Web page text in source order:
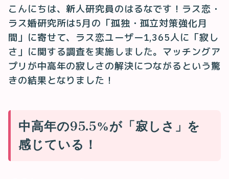
こんにちは、新人研究員のはるなです！ラス恋・
ラス婚研究所は5月の「孤独・孤立対策強化月
間」に寄せて、ラス恋ユーザー1,365人に「寂し
さ」に関する調査を実施しました。マッチングア
プリが中高年の寂しさの解決につながるという驚
きの結果となりました！
中高年の95.5%が「寂しさ」を
感じている！